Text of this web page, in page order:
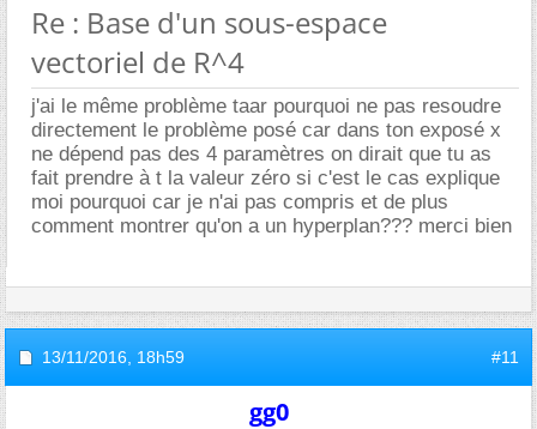
Re : Base d'un sous-espace
vectoriel de R^4
j'ai le même problème taar pourquoi ne pas resoudre
directement le problème posé car dans ton exposé x
ne dépend pas des 4 paramètres on dirait que tu as
fait prendre à t la valeur zéro si c'est le cas explique
moi pourquoi car je n'ai pas compris et de plus
comment montrer qu'on a un hyperplan??? merci bien
13/11/2016, 18h59 #11
gg0